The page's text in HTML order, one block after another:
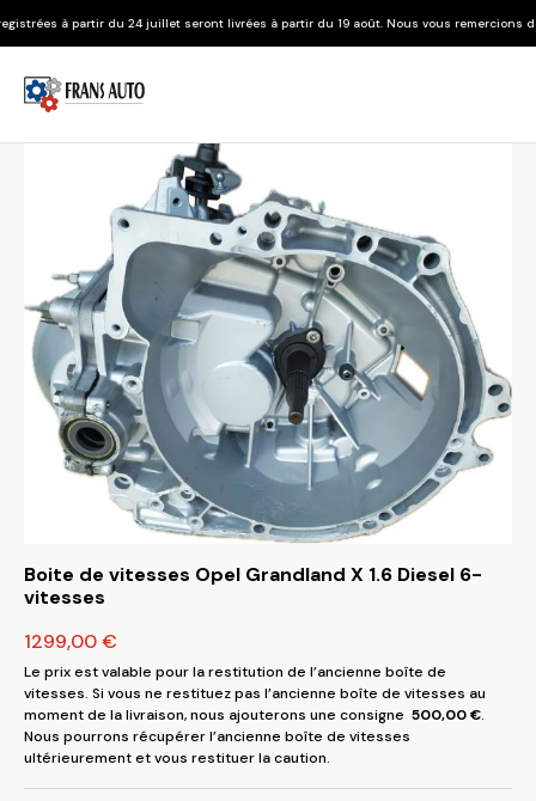
juillet seront livrées à partir du 19 août. Nous vous remercions de votre
Boite de vitesses Opel Grandland X 1.6 Diesel 6-
vitesses
1299,00€
Le prix est valable pour la restitution de l’ancienne boîte de
vitesses. Si vous ne restituez pas l’ancienne boîte de vitesses au
moment de la livraison, nous ajouterons une consigne 500,00€.
Nous pourrons récupérer l’ancienne boîte de vitesses
ultérieurement et vous restituer la caution.